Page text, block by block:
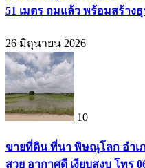
51 เมตร ถมแล้ว พร้อมสร้าง
26 มิถุนายน 2026
10
ขายที่ดิน ที่นา พิษณุโลก อำเ
สวย อากาศดี เงียบสงบ โทร